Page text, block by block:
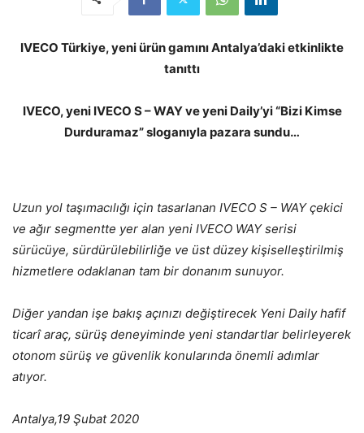
IVECO Türkiye, yeni ürün gamını Antalya’daki etkinlikte
tanıttı
IVECO, yeni IVECO S – WAY ve yeni Daily’yi “Bizi Kimse
Durduramaz” sloganıyla pazara sundu…
Uzun yol taşımacılığı için tasarlanan IVECO S – WAY çekici
ve ağır segmentte yer alan yeni IVECO WAY serisi
sürücüye, sürdürülebilirliğe ve üst düzey kişiselleştirilmiş
hizmetlere odaklanan tam bir donanım sunuyor.
Diğer yandan işe bakış açınızı değiştirecek Yeni Daily hafif
ticarî araç, sürüş deneyiminde yeni standartlar belirleyerek
otonom sürüş ve güvenlik konularında önemli adımlar
atıyor.
Antalya,19 Şubat 2020